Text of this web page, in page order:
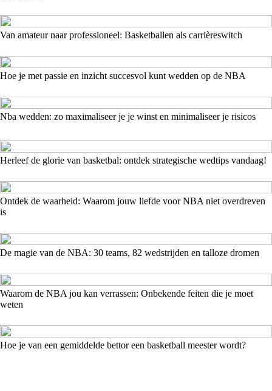
Van amateur naar professioneel: Basketballen als carrièreswitch
Hoe je met passie en inzicht succesvol kunt wedden op de NBA
Nba wedden: zo maximaliseer je je winst en minimaliseer je risicos
Herleef de glorie van basketbal: ontdek strategische wedtips vandaag!
Ontdek de waarheid: Waarom jouw liefde voor NBA niet overdreven
is
De magie van de NBA: 30 teams, 82 wedstrijden en talloze dromen
Waarom de NBA jou kan verrassen: Onbekende feiten die je moet
weten
Hoe je van een gemiddelde bettor een basketball meester wordt?